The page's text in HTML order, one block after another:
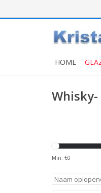
HOME
Whisky-
Min: €0